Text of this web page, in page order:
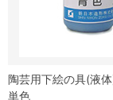
陶芸用下絵の具(液
単色